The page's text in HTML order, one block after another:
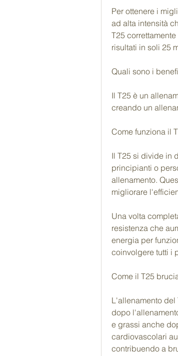
Per ottenere i
ad alta intensità
T25
risultati in soli 25
Quali sono i
Il T25 è un
creando un
Come funziona il
Il T25 si divide in
principianti o
allenamento.
migliorare
Una volta
resistenza che
energia per
coinvolgere tutti i
Come il T25
L'allenamento del
dopo
e grassi anche
cardiovascolari
contribuendo a